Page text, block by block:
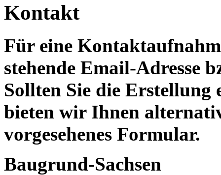
Kontakt
Für eine
stehende Email-Adresse
Sollten Sie die Erstellung
bieten wir Ihnen
vorgesehenes Formular.
Baugrund-Sachsen